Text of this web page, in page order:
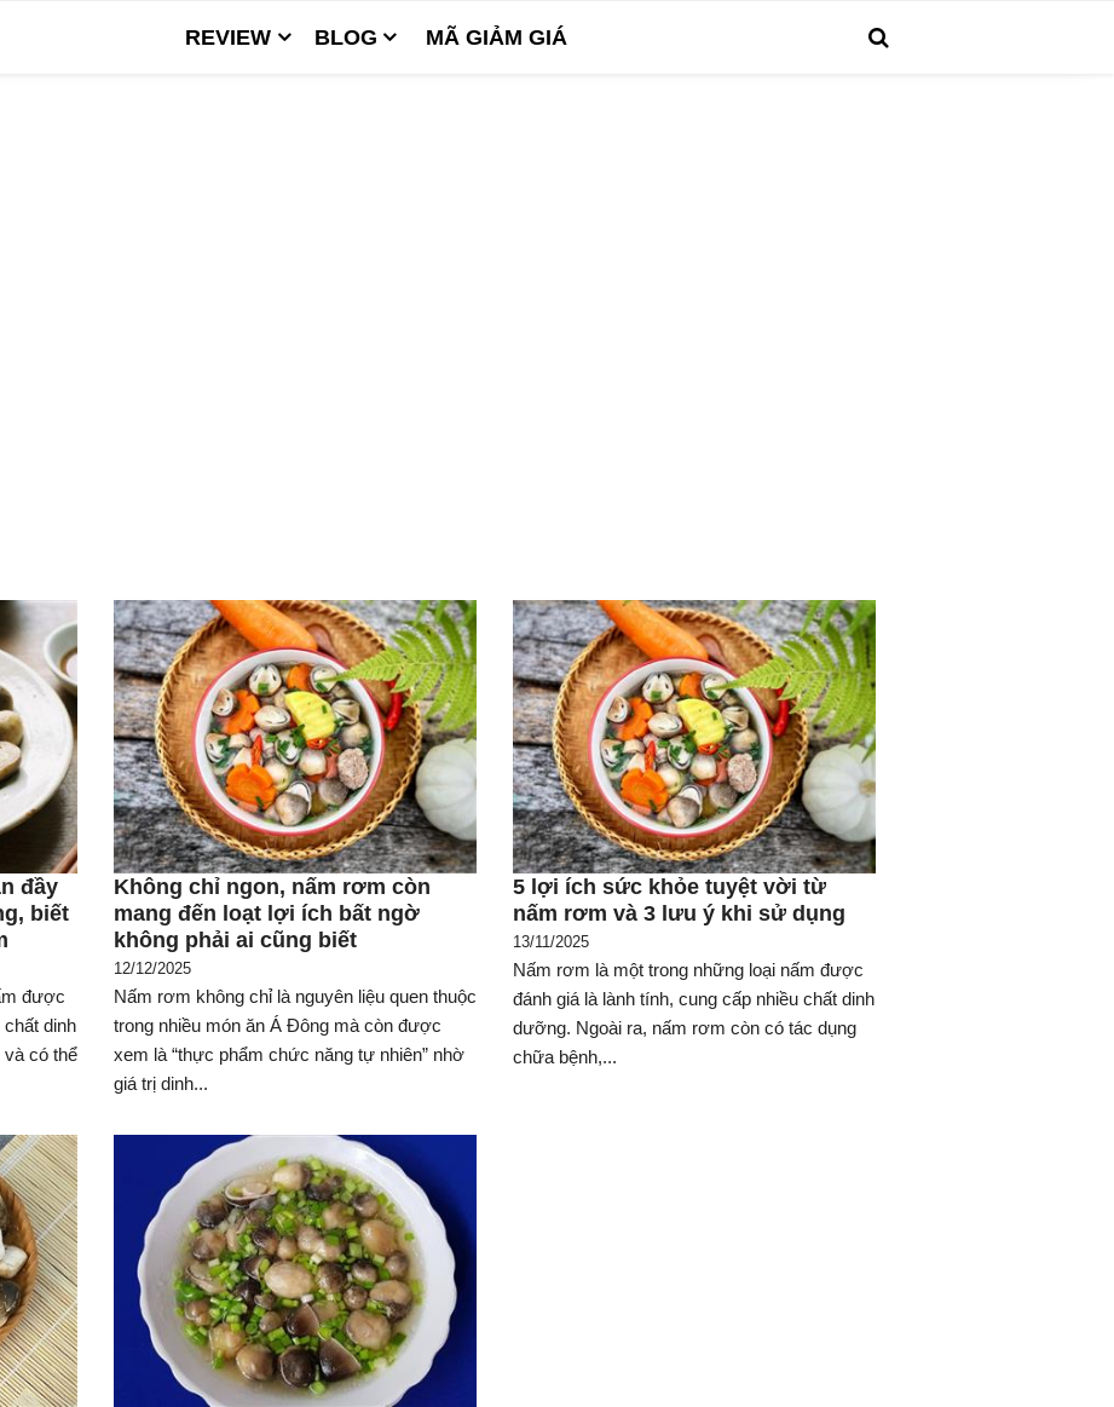
REVIEW BLOG MÃ GIẢM GIÁ
đầy
biết
được
chất dinh
có thể
Không chỉ ngon, nấm rơm còn
mang đến loạt lợi ích bất ngờ
không phải ai cũng biết
12/12/2025
Nấm rơm không chỉ là nguyên liệu quen thuộc
trong nhiều món ăn Á Đông mà còn được
xem là “thực phẩm chức năng tự nhiên” nhờ
giá trị dinh...
5 lợi ích sức khỏe tuyệt vời từ
nấm rơm và 3 lưu ý khi sử dụng
13/11/2025
Nấm rơm là một trong những loại nấm được
đánh giá là lành tính, cung cấp nhiều chất dinh
dưỡng. Ngoài ra, nấm rơm còn có tác dụng
chữa bệnh,...